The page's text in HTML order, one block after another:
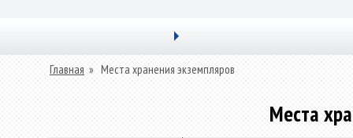
Главная » Места хранения экземпляров
Места